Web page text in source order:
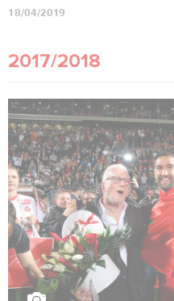
18/04/2019
2017/2018